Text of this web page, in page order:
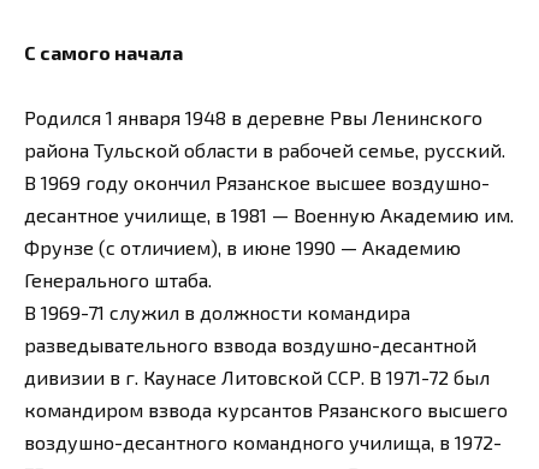
С самого начала
Родился 1 января 1948 в деревне Рвы Ленинского
района Тульской области в рабочей семье, русский.
В 1969 году окончил Рязанское высшее воздушно-
десантное училище, в 1981 — Военную Академию им.
Фрунзе (с отличием), в июне 1990 — Академию
Генерального штаба.
В 1969-71 служил в должности командира
разведывательного взвода воздушно-десантной
дивизии в г. Каунасе Литовской ССР. В 1971-72 был
командиром взвода курсантов Рязанского высшего
воздушно-десантного командного училища, в 1972-